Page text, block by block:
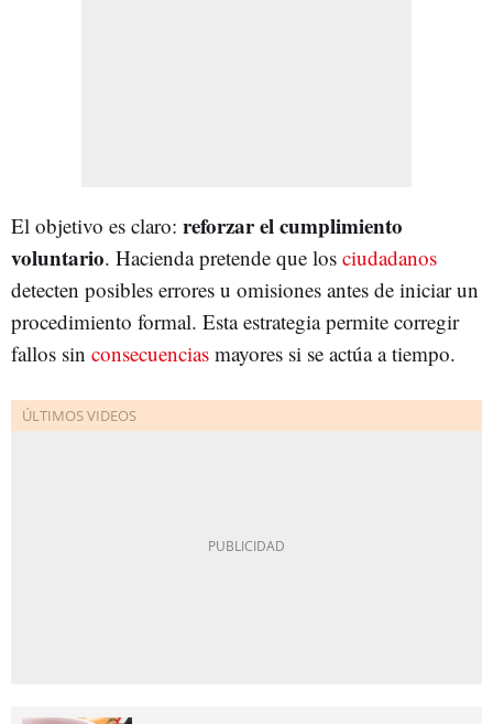
El objetivo es claro: reforzar el cumplimiento
voluntario. Hacienda pretende que los ciudadanos
detecten posibles errores u omisiones antes de iniciar un
procedimiento formal. Esta estrategia permite corregir
fallos sin consecuencias mayores si se actúa a tiempo.